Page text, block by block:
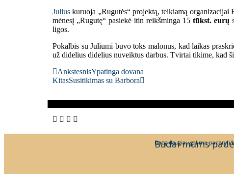
Julius kuruoja „Rugutės“ projektą, teikiamą
mėnesį „Rugutę“ pasiekė itin reikšminga 15tūkst. eurų
ligos.
Pokalbis su Juliumi buvo toks malonus, kad laikas
už didelius didelius nuveiktus darbus. Tvirtai tikime, kad
AnkstesnisYpatinga dovana
KitasSusitikimas su Barbora
Būdai mums
Daug daugiau galime padaryti